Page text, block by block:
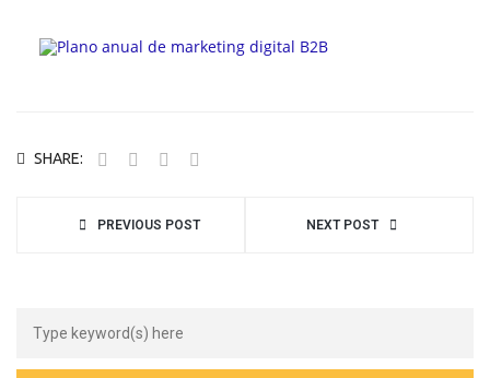
SHARE:
PREVIOUS POST NEXT POST